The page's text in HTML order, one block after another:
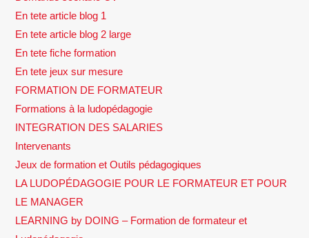
En tete article blog 1
En tete article blog 2 large
En tete fiche formation
En tete jeux sur mesure
FORMATION DE FORMATEUR
Formations à la ludopédagogie
INTEGRATION DES SALARIES
Intervenants
Jeux de formation et Outils pédagogiques
LA LUDOPÉDAGOGIE POUR LE FORMATEUR ET POUR
LE MANAGER
LEARNING by DOING – Formation de formateur et